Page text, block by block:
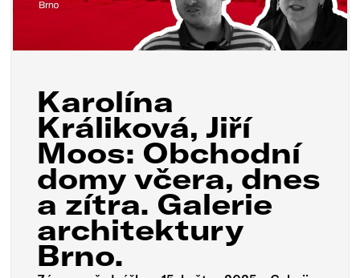
Karolína
Králiková, Jiří
Moos: Obchodní
domy včera, dnes
a zítra. Galerie
architektury
Brno.